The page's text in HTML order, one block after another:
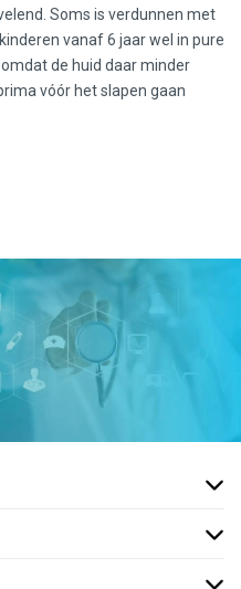
Soms is verdunnen met
vanaf 6 jaar wel in pure
de huid daar minder
vóór het slapen gaan